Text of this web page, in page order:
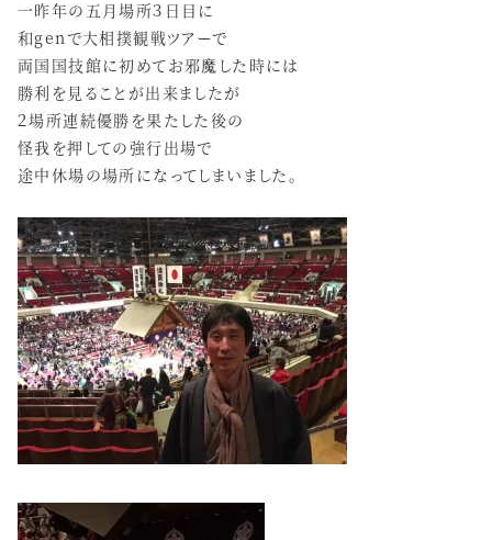
一昨年の五月場所３日目に
和genで大相撲観戦ツアーで
両国国技館に初めてお邪魔した時には
勝利を見ることが出来ましたが
２場所連続優勝を果たした後の
怪我を押しての強行出場で
途中休場の場所になってしまいました。